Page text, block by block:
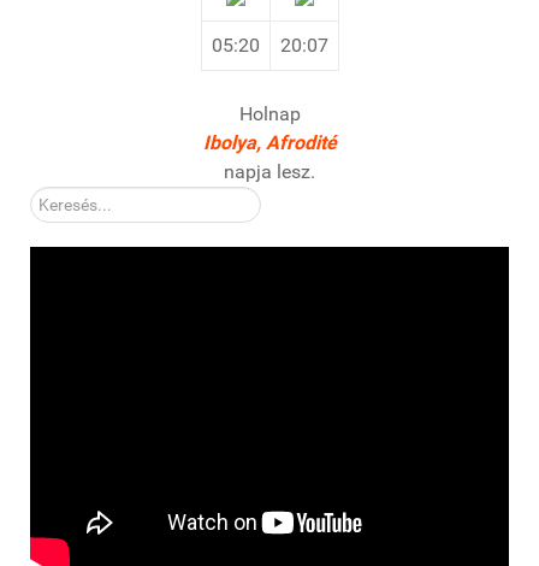
05:20 20:07
Holnap
Ibolya, Afrodité
napja lesz.
Kereső: